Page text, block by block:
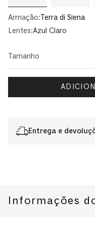
Armação:Terra di Siena
Lentes:Azul Claro
Tamanho
Entrega e
Informações
CUIDADOS COM O PRODUTO